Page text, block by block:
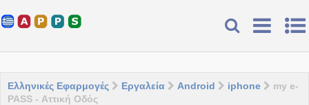
Ελληνικές Εφαρμογές Εργαλεία Android iphone
my e-
PASS - Αττική Οδός